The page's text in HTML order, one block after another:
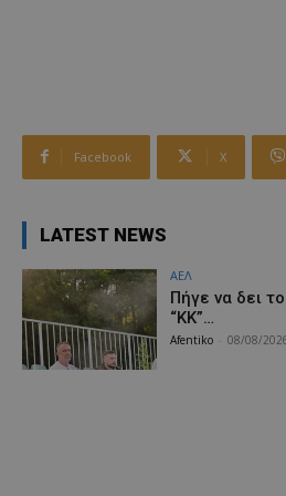
Facebook X
LATEST NEWS
ΑΕΛ
Πήγε να δει
“ΚΚ”…
Afentiko 08/08/